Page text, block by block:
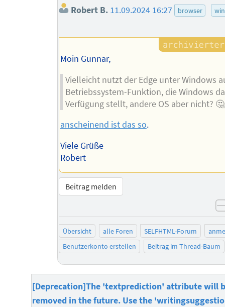
Robert B. 11.09.2024 16:27 browser
Moin Gunnar,
Vielleicht nutzt der Edge unter Windows
Betriebssystem-Funktion, die Windows
Verfügung stellt, andere OS aber nicht? 🤔
anscheinend ist das so.
Viele Grüße
Robert
Beitrag melden
Übersicht alle Foren SELFHTML-Forum
Benutzerkonto erstellen
Beitrag im Thread-Baum
[Deprecation]The 'textprediction' attribute will
removed in the future. Use the